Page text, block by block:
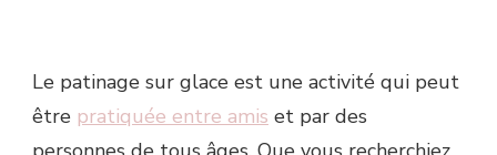
Le patinage sur glace est une activité qui peut
être pratiquée entre amis et par des